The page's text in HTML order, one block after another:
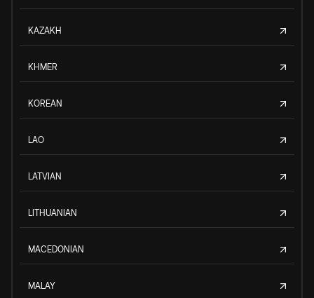
KAZAKH
KHMER
KOREAN
LAO
LATVIAN
LITHUANIAN
MACEDONIAN
MALAY